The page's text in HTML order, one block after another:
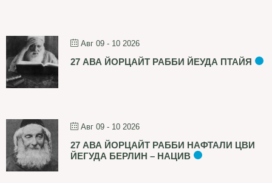
Авг 09 - 10 2026
27 АВА ЙОРЦАЙТ РАББИ ЙЕУДА ПТАЙЯ
Авг 09 - 10 2026
27 АВА ЙОРЦАЙТ РАББИ НАФТАЛИ ЦВИ
ЙЕГУДА БЕРЛИН – НАЦИВ